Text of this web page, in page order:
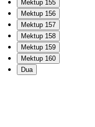
Mektup 155
Mektup 156
Mektup 157
Mektup 158
Mektup 159
Mektup 160
Dua